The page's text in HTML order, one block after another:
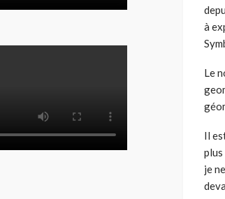
à
Le
Il
je